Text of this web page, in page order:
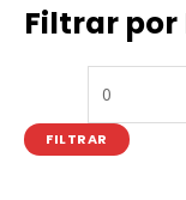
Filtrar por
FILTRAR